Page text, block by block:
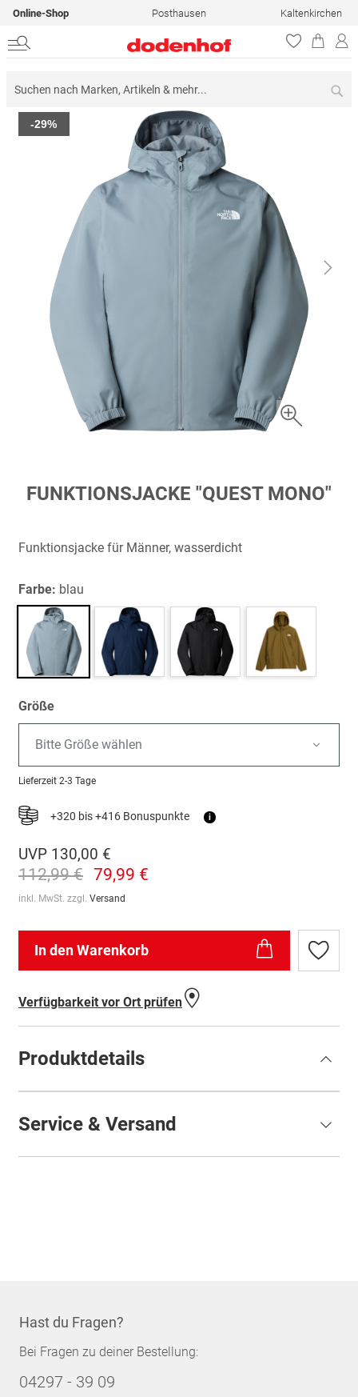
Online-Shop Posthausen Kaltenkirchen
Zum
Ende
-29%
Zum
Anfang
springen
FUNKTIONSJACKE "QUEST MONO"
Funktionsjacke für Männer, wasserdicht
Farbe: blau
Größe
Bitte Größe wählen
Lieferzeit 2-3 Tage
+320 bis +416 Bonuspunkte i
UVP 130,00 €
112,99 € 79,99 €
inkl. MwSt. zzgl. Versand
In den Warenkorb
Zur
Verfügbarkeit vor Ort prüfen
Produktdetails
Service & Versand
Hast du Fragen?
Bei Fragen zu deiner Bestellung:
04297 - 39 09